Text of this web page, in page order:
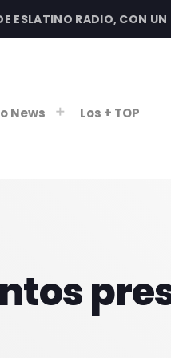
RADIO, CON UN
News Los + TOP
VIERNES DE